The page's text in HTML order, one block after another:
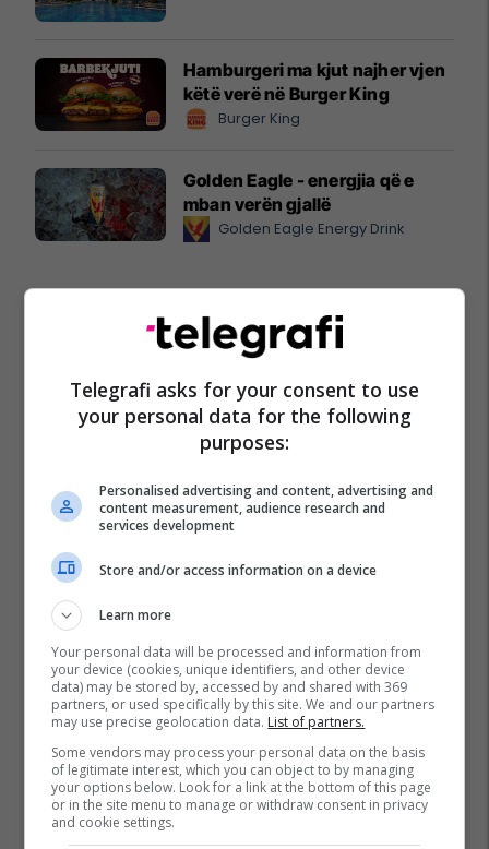
Hamburgeri ma kjut najher vjen
këtë verë në Burger King
Burger King
Golden Eagle - energjia që e
mban verën gjallë
Golden Eagle Energy Drink
Telegrafi asks for your consent to use
your personal data for the following
purposes:
Personalised advertising and content, advertising and
content measurement, audience research and
services development
Store and/or access information on a device
Learn more
Your personal data will be processed and information from
your device (cookies, unique identifiers, and other device
data) may be stored by, accessed by and shared with 369
partners, or used specifically by this site. We and our partners
may use precise geolocation data. List of partners.
Some vendors may process your personal data on the basis
of legitimate interest, which you can object to by managing
your options below. Look for a link at the bottom of this page
or in the site menu to manage or withdraw consent in privacy
and cookie settings.